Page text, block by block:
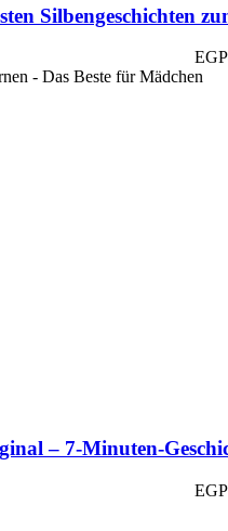
Silbengeschichten
EGP
– 7-Minuten-
EGP